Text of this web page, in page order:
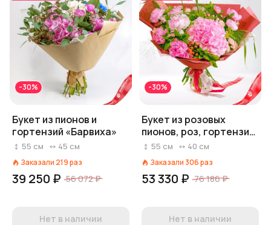
-30%
Букет из пионов и
гортензий «Барвиха»
55 см 45 см
Заказали 219раз
39 250 ₽ 56 072 ₽
Нет в наличии
-30%
Букет из розовых
пионов, роз, гортензии
«Желаю счастья»
55 см 40 см
Заказали 306раз
53 330 ₽ 76 186 ₽
Нет в наличии